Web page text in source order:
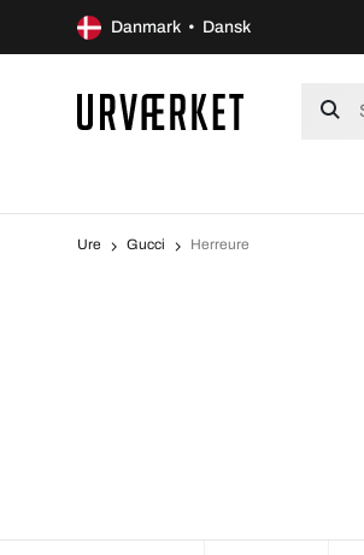
Danmark • Dansk
Ure Gucci Herreure